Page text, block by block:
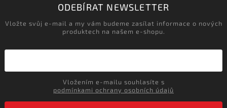
ODEBÍRAT NEWSLETTER
Vložte svůj e-mail a my vám budeme zasílat informace o nových
produktech na našem e-shopu.
podmínkami ochrany osobních údajů